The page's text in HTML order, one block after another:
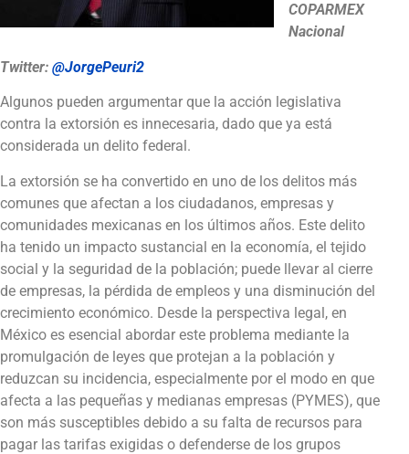
COPARMEX
Nacional
Twitter: @JorgePeuri2
Algunos pueden argumentar que la acción legislativa
contra la extorsión es innecesaria, dado que ya está
considerada un delito federal.
La extorsión se ha convertido en uno de los delitos más
comunes que afectan a los ciudadanos, empresas y
comunidades mexicanas en los últimos años. Este delito
ha tenido un impacto sustancial en la economía, el tejido
social y la seguridad de la población; puede llevar al cierre
de empresas, la pérdida de empleos y una disminución del
crecimiento económico. Desde la perspectiva legal, en
México es esencial abordar este problema mediante la
promulgación de leyes que protejan a la población y
reduzcan su incidencia, especialmente por el modo en que
afecta a las pequeñas y medianas empresas (PYMES), que
son más susceptibles debido a su falta de recursos para
pagar las tarifas exigidas o defenderse de los grupos